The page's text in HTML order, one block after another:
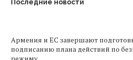
Последние новости
Армения и ЕС завершают
подписанию плана действий по